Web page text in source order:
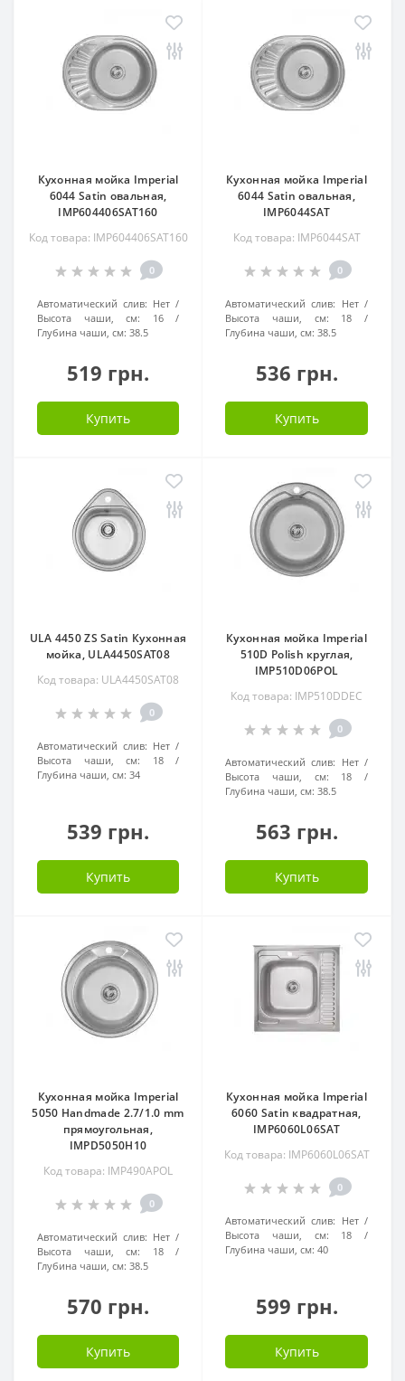
Кухонная мойка Imperial
6044 Satin овальная,
IMP604406SAT160
Код товара: IMP604406SAT160
0
Автоматический слив: Нет
Высота чаши, см:
16
Глубина чаши, см: 38.5
519 грн.
Купить
Кухонная мойка Imperial
6044 Satin овальная,
IMP6044SAT
Код товара: IMP6044SAT
0
Автоматический слив: Нет
Высота чаши, см:
18
Глубина чаши, см: 38.5
536 грн.
Купить
ULA 4450 ZS Satin Кухонная
мойка, ULA4450SAT08
Код товара: ULA4450SAT08
0
Автоматический слив: Нет
Высота чаши, см:
18
Глубина чаши, см: 34
539 грн.
Купить
Кухонная мойка Imperial
510D Polish круглая,
IMP510D06POL
Код товара: IMP510DDEC
0
Автоматический слив: Нет
Высота чаши, см:
18
Глубина чаши, см: 38.5
563 грн.
Купить
Кухонная мойка Imperial
5050 Handmade 2.7/1.0 mm
прямоугольная,
IMPD5050H10
Код товара: IMP490APOL
0
Автоматический слив: Нет
Высота чаши, см:
18
Глубина чаши, см: 38.5
570 грн.
Купить
Кухонная мойка Imperial
6060 Satin квадратная,
IMP6060L06SAT
Код товара: IMP6060L06SAT
0
Автоматический слив: Нет
Высота чаши, см:
18
Глубина чаши, см: 40
599 грн.
Купить